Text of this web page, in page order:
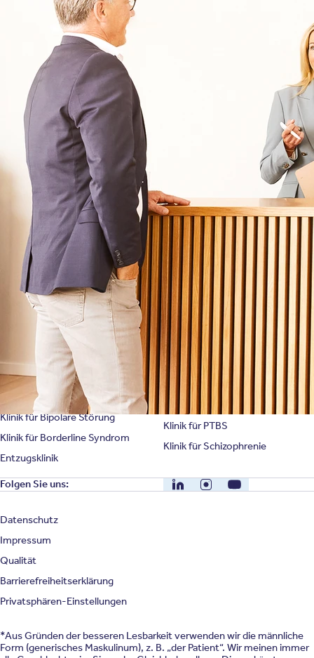
Für Zuweiser
Für Angehörige
Über Oberberg
Kliniken für Kinder & Jugendlichen
Krankheitsbilder & Therapien
Behandlungsfelder
Therapien
Symptome & Beschwerden
Selbsttests
Presse
Bewertungen
Karriere
Unternehmensfakten
Spezialisierte Kliniken
Klinik für Depression
Klinik für Burnout
Klinik für Angststörung
Klinik für Zwangsstörung
Klinik für Persönlichkeitsstörung
Klinik für Bipolare Störung
Klinik für Borderline Syndrom
Entzugsklinik
Suchtklinik
Klinik für Anorexie
Klinik für Erschöpfung
Klinik für Essstörung
Klinik für Mediensucht
Klinik für Psychose
Klinik für PTBS
Klinik für Schizophrenie
Folgen Sie uns: LinkedInInstagramYouTube
Datenschutz
Impressum
Qualität
Barrierefreiheitserklärung
Privatsphären-Einstellungen
*Aus Gründen der besseren Lesbarkeit verwenden wir die männliche
Form (generisches Maskulinum), z. B. „der Patient“. Wir meinen immer